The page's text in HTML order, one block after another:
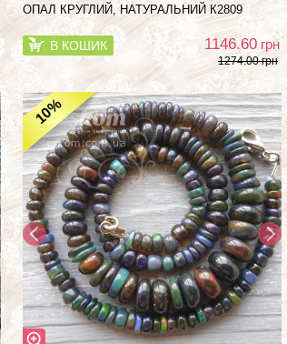
ОПАЛ КРУГЛИЙ, НАТУРАЛЬНИЙ К2809
В КОШИК 1146.60 грн
1274.00 грн
10%